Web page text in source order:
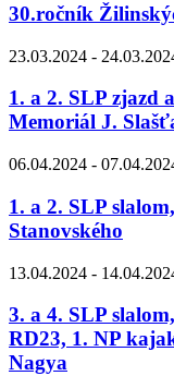
30.ročník
23.03.2024 -
1. a 2. SLP zjazd
Memoriál J.
06.04.2024 -
1. a 2. SLP
Stanovského
13.04.2024 -
3. a 4. SLP
RD23, 1. NP
Nagya